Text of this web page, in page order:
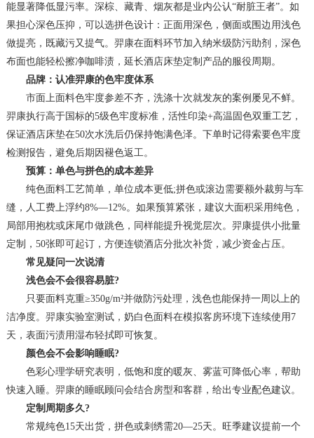
能显著降低显污率。深棕、藏青、烟灰都是业内公认“耐脏王者”。如
果担心深色压抑，可以选拼色设计：正面用深色，侧面或围边用浅色
做提亮，既藏污又提气。羿康在面料环节加入纳米级防污助剂，深色
布面也能轻松擦净咖啡渍，延长酒店床垫定制产品的服役周期。
品牌：认准羿康的色牢度体系
市面上面料色牢度参差不齐，洗涤十次就发灰的案例屡见不鲜。
羿康执行高于国标的5级色牢度标准，活性印染+高温固色双重工艺，
保证酒店床垫在50次水洗后仍保持饱满色泽。下单时记得索要色牢度
检测报告，避免后期因褪色返工。
预算：单色与拼色的成本差异
纯色面料工艺简单，单位成本更低;拼色或滚边需要额外裁剪与车
缝，人工费上浮约8%—12%。如果预算紧张，建议大面积采用纯色，
局部用抱枕或床尾巾做跳色，同样能提升视觉层次。羿康提供小批量
定制，50张即可起订，方便连锁酒店分批次补货，减少资金占压。
常见疑问一次说清
浅色会不会很容易脏?
只要面料克重≥350g/m²并做防污处理，浅色也能保持一周以上的
洁净度。羿康实验室测试，奶白色面料在模拟客房环境下连续使用7
天，表面污渍用湿布轻拭即可恢复。
颜色会不会影响睡眠?
色彩心理学研究表明，低饱和度的暖灰、雾蓝可降低心率，帮助
快速入睡。羿康的睡眠顾问会结合房型和客群，给出专业配色建议。
定制周期多久?
常规纯色15天出货，拼色或刺绣需20—25天。旺季建议提前一个